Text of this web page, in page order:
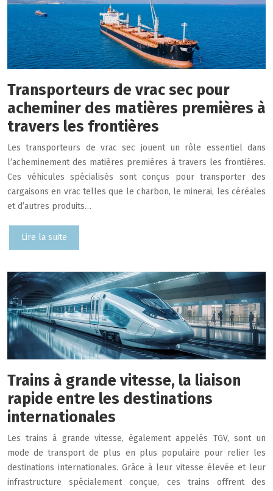
Transporteurs de vrac sec pour
acheminer des matières premières à
travers les frontières
Les transporteurs de vrac sec jouent un rôle essentiel dans
l’acheminement des matières premières à travers les frontières.
Ces véhicules spécialisés sont conçus pour transporter des
cargaisons en vrac telles que le charbon, le minerai, les céréales
et d’autres produits…
Lire la suite
Trains à grande vitesse, la liaison
rapide entre les destinations
internationales
Les trains à grande vitesse, également appelés TGV, sont un
mode de transport de plus en plus populaire pour relier les
destinations internationales. Grâce à leur vitesse élevée et leur
infrastructure spécialement conçue, ces trains offrent des